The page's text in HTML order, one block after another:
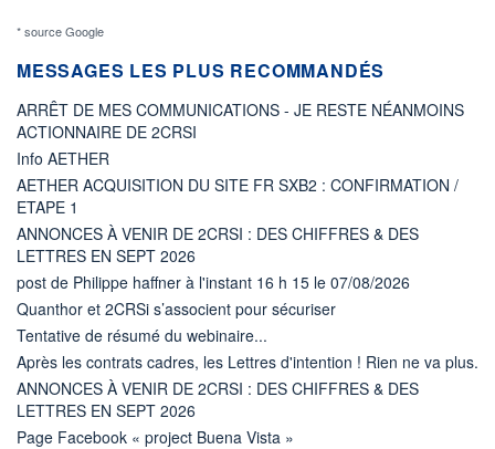
* source Google
MESSAGES LES PLUS RECOMMANDÉS
ARRÊT DE MES COMMUNICATIONS - JE RESTE NÉANMOINS
ACTIONNAIRE DE 2CRSI
Info AETHER
AETHER ACQUISITION DU SITE FR SXB2 : CONFIRMATION /
ETAPE 1
ANNONCES À VENIR DE 2CRSI : DES CHIFFRES & DES
LETTRES EN SEPT 2026
post de Philippe haffner à l'instant 16 h 15 le 07/08/2026
Quanthor et 2CRSi s’associent pour sécuriser
Tentative de résumé du webinaire...
Après les contrats cadres, les Lettres d'intention ! Rien ne va plus.
ANNONCES À VENIR DE 2CRSI : DES CHIFFRES & DES
LETTRES EN SEPT 2026
Page Facebook « project Buena Vista »